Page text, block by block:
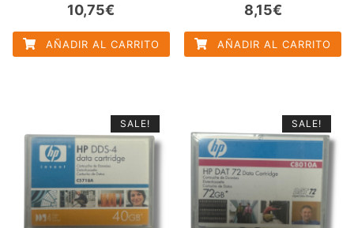
El
precio
original
10,75€
precio
actual
AÑADIR AL CARRITO
El
precio
original
8,15€El
precio
actual
AÑADIR AL CARRITO
SALE! SALE!